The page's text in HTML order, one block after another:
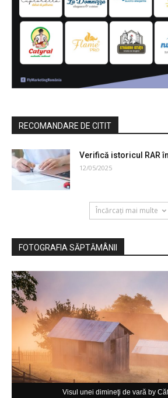
RECOMANDARE DE CITIT
Verifică istoricul RAR
12/05/2025
Încărcați mai multe
FOTOGRAFIA SĂPTĂMÂNII
Visul unei dimineţi de vară by